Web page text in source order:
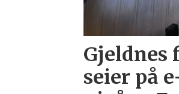
Gjeldnes
seier på